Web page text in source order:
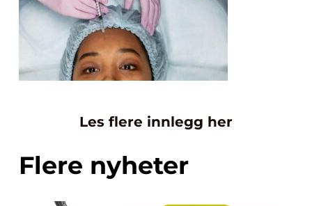
Les flere innlegg her
Flere nyheter